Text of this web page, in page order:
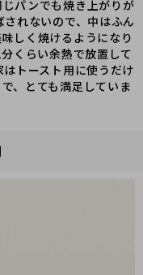
パンでも焼き上がりが
れないので、中はふん
しく焼けるようになり
くらい余熱で放置して
トースト用に使うだけ
、とても満足していま